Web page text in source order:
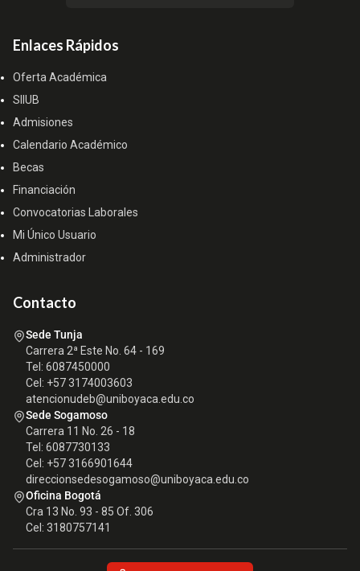
Enlaces Rápidos
Oferta Académica
SIIUB
Admisiones
Calendario Académico
Becas
Financiación
Convocatorias Laborales
Mi Único Usuario
Administrador
Contacto
Sede Tunja
Carrera 2ª Este No. 64 - 169
Tel: 6087450000
Cel: +57 3174003603
atencionudeb@uniboyaca.edu.co
Sede Sogamoso
Carrera 11 No. 26 - 18
Tel: 6087730133
Cel: +57 3166901644
direccionsedesogamoso@uniboyaca.edu.co
Oficina Bogotá
Cra 13 No. 93 - 85 Of. 306
Cel: 3180757141